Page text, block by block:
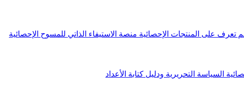
تعرف على المنتجات الإحصائية منصة الاستيفاء الذاتي للمسوح الإحصائية
السياسة التحريرية ودليل كتابة الأعداد